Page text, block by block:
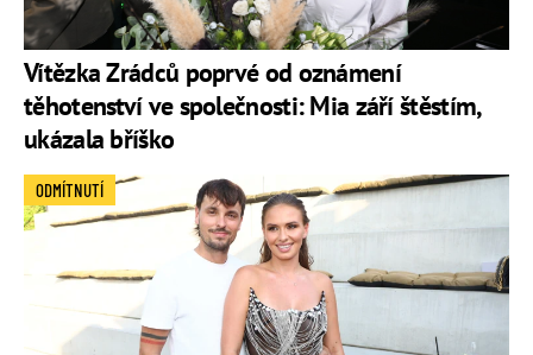
Vítězka Zrádců poprvé od oznámení
těhotenství ve společnosti: Mia září štěstím,
ukázala bříško
ODMÍTNUTÍ